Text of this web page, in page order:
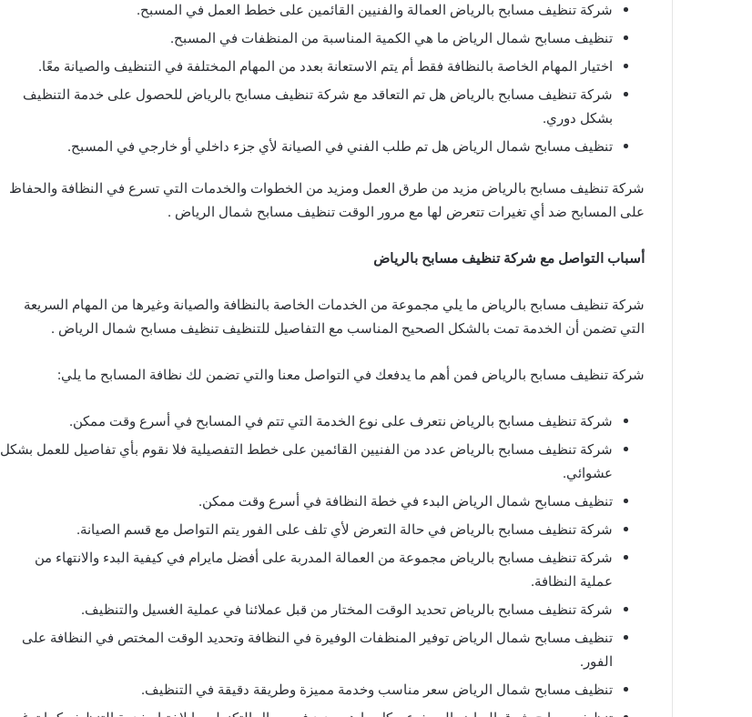
شركة تنظيف مسابح بالرياض العمالة والفنيين القائمين على خطط العمل في المسبح.
تنظيف مسابح شمال الرياض ما هي الكمية المناسبة من المنظفات في المسبح.
اختيار المهام الخاصة بالنظافة فقط أم يتم الاستعانة بعدد من المهام المختلفة في التنظيف والصيانة معًا.
شركة تنظيف مسابح بالرياض هل تم التعاقد مع شركة تنظيف مسابح بالرياض للحصول على خدمة التنظيف
بشكل دوري.
تنظيف مسابح شمال الرياض هل تم طلب الفني في الصيانة لأي جزء داخلي أو خارجي في المسبح.
شركة تنظيف مسابح بالرياض مزيد من طرق العمل ومزيد من الخطوات والخدمات التي تسرع في النظافة والحفاظ
على المسابح ضد أي تغيرات تتعرض لها مع مرور الوقت تنظيف مسابح شمال الرياض .
أسباب التواصل مع شركة تنظيف مسابح بالرياض
شركة تنظيف مسابح بالرياض ما يلي مجموعة من الخدمات الخاصة بالنظافة والصيانة وغيرها من المهام السريعة
التي تضمن أن الخدمة تمت بالشكل الصحيح المناسب مع التفاصيل للتنظيف تنظيف مسابح شمال الرياض .
شركة تنظيف مسابح بالرياض فمن أهم ما يدفعك في التواصل معنا والتي تضمن لك نظافة المسابح ما يلي:
شركة تنظيف مسابح بالرياض نتعرف على نوع الخدمة التي تتم في المسابح في أسرع وقت ممكن.
شركة تنظيف مسابح بالرياض عدد من الفنيين القائمين على خطط التفصيلية فلا نقوم بأي تفاصيل للعمل بشكل
عشوائي.
تنظيف مسابح شمال الرياض البدء في خطة النظافة في أسرع وقت ممكن.
شركة تنظيف مسابح بالرياض في حالة التعرض لأي تلف على الفور يتم التواصل مع قسم الصيانة.
شركة تنظيف مسابح بالرياض مجموعة من العمالة المدربة على أفضل مايرام في كيفية البدء والانتهاء من
عملية النظافة.
شركة تنظيف مسابح بالرياض تحديد الوقت المختار من قبل عملائنا في عملية الغسيل والتنظيف.
تنظيف مسابح شمال الرياض توفير المنظفات الوفيرة في النظافة وتحديد الوقت المختص في النظافة على
الفور.
تنظيف مسابح شمال الرياض سعر مناسب وخدمة مميزة وطريقة دقيقة في التنظيف.